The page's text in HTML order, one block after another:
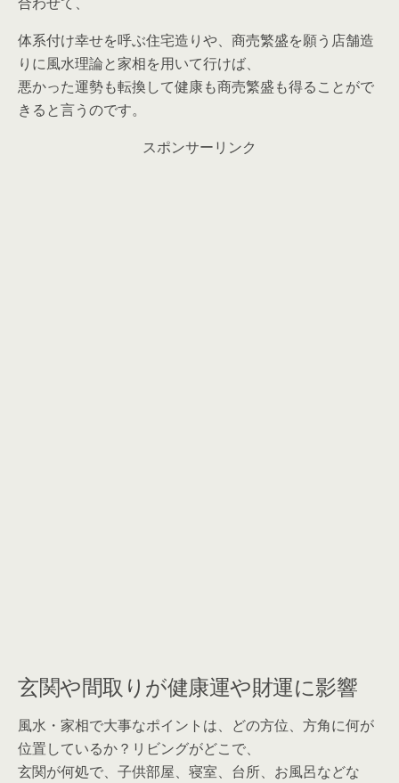
体系付け幸せを呼ぶ住宅造りや、商売繁盛を願う店舗造
りに風水理論と家相を用いて行けば、
悪かった運勢も転換して健康も商売繁盛も得ることがで
きると言うのです。
スポンサーリンク
玄関や間取りが健康運や財運に影響
風水・家相で大事なポイントは、どの方位、方角に何が
位置しているか？リビングがどこで、
玄関が何処で、子供部屋、寝室、台所、お風呂などな